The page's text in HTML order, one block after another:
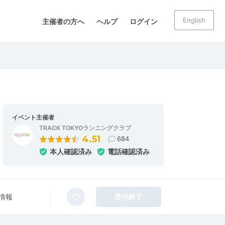
主催者の方へ ヘルプ ログイン English
イベント主催者
TRACK TOKYOランニングクラブ
4.51 684
本人確認済み 電話確認済み
報 受付終了